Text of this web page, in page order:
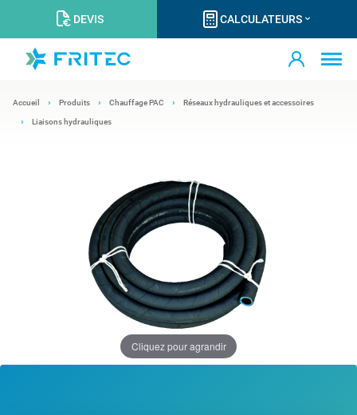
DEVIS CALCULATEURS
Accueil Produits Chauffage PAC Réseaux hydrauliques et accessoires
Liaisons hydrauliques
Cliquez pour agrandir